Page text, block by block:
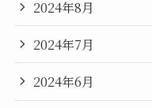
2024年8月
2024年7月
2024年6月